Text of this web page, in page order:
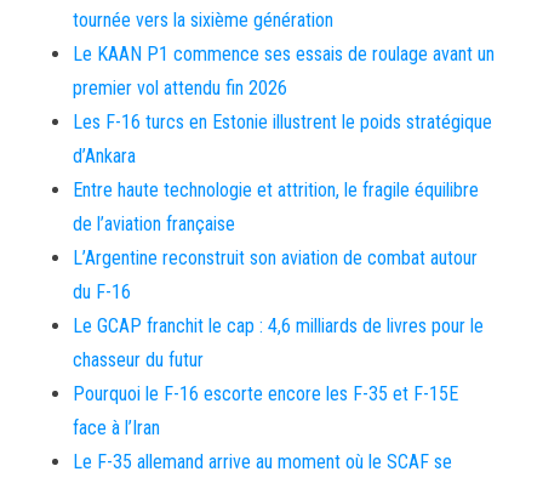
tournée vers la sixième génération
Le KAAN P1 commence ses essais de roulage avant un
premier vol attendu fin 2026
Les F-16 turcs en Estonie illustrent le poids stratégique
d’Ankara
Entre haute technologie et attrition, le fragile équilibre
de l’aviation française
L’Argentine reconstruit son aviation de combat autour
du F-16
Le GCAP franchit le cap : 4,6 milliards de livres pour le
chasseur du futur
Pourquoi le F-16 escorte encore les F-35 et F-15E
face à l’Iran
Le F-35 allemand arrive au moment où le SCAF se